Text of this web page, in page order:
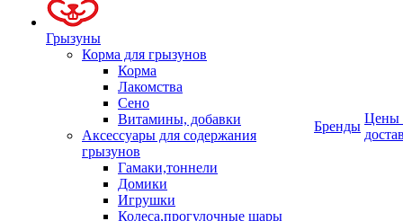
Грызуны
Корма для грызунов
Корма
Лакомства
Сено
Витамины, добавки
Аксессуары для содержания
грызунов
Гамаки,тоннели
Домики
Игрушки
Колеса,прогулочные шары
Бренды
Цены